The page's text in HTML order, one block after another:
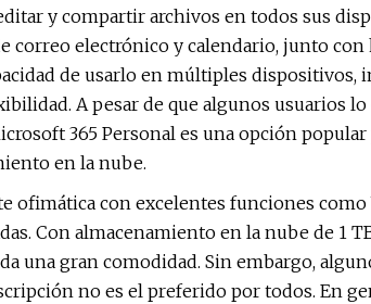
y compartir archivos en todos sus
correo electrónico y calendario, junto
de usarlo en múltiples dispositivos,
A pesar de que algunos usuarios
365 Personal es una opción popular
en la nube.
ofimática con excelentes funciones como
Con almacenamiento en la nube de 1
una gran comodidad. Sin embargo,
no es el preferido por todos. En